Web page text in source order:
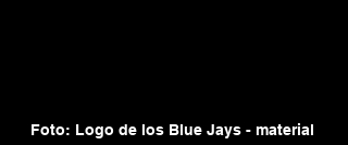
Foto: Logo de los Blue Jays - material